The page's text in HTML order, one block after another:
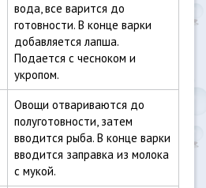
вода, все варится до
готовности. В конце варки
добавляется лапша.
Подается с чесноком и
укропом.
Овощи отвариваются до
полуготовности, затем
вводится рыба. В конце варки
вводится заправка из молока
с мукой.